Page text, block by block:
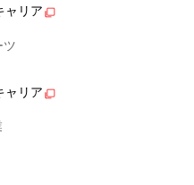
ャリア
ツ
ャリア